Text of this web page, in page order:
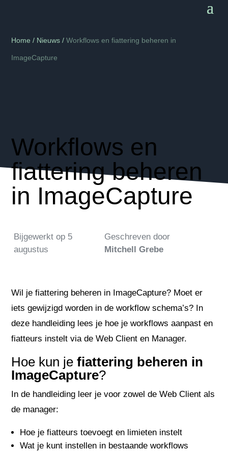
Home / Nieuws /Workflows en fiattering beheren in
ImageCapture
Workflows en
fiattering beheren
in ImageCapture
Bijgewerkt op 5
augustus
Geschreven door
Mitchell Grebe
Wil je fiattering beheren in ImageCapture? Moet er
iets gewijzigd worden in de workflow schema’s? In
deze handleiding lees je hoe je workflows aanpast en
fiatteurs instelt via de Web Client en Manager.
Hoe kun je fiattering beheren in
ImageCapture?
In de handleiding leer je voor zowel de Web Client als
de manager:
Hoe je fiatteurs toevoegt en limieten instelt
Wat je kunt instellen in bestaande workflows